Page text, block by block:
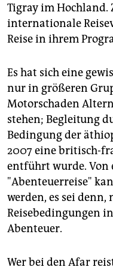
Tigray im Hochland.
internationale
Reise in ihrem
Es hat sich eine
nur in größeren
Motorschaden
stehen; Begleitung
Bedingung der
2007 eine britisch-
entführt wurde. Von
"Abenteuerreise"
werden, es sei
Reisebedingungen
Abenteuer.
Wer bei den Afar